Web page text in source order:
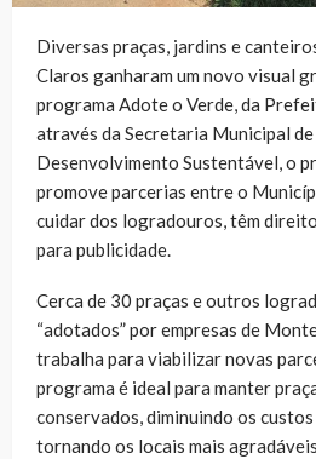
Diversas praças, jardins e
Claros ganharam um novo visual
programa Adote o Verde, da
através da Secretaria Municipal
Desenvolvimento Sustentável, o
promove parcerias entre o
cuidar dos logradouros, têm
para publicidade.
Cerca de 30 praças e outros
“adotados” por empresas de
trabalha para viabilizar novas
programa é ideal para manter
conservados, diminuindo os
tornando os locais mais